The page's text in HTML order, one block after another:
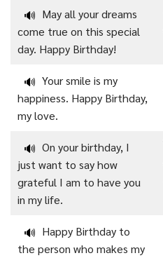
🔊 May all your dreams
come true on this special
day. Happy Birthday!
🔊 Your smile is my
happiness. Happy Birthday,
my love.
🔊 On your birthday, I
just want to say how
grateful I am to have you
in my life.
🔊 Happy Birthday to
the person who makes my